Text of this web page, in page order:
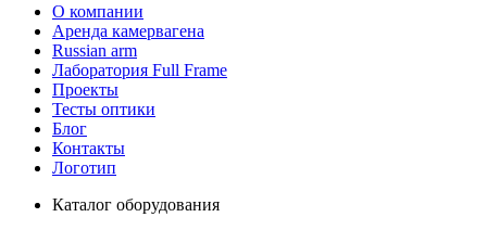
О компании
Аренда камервагена
Russian arm
Лаборатория Full Frame
Проекты
Тесты оптики
Блог
Контакты
Логотип
Каталог оборудования